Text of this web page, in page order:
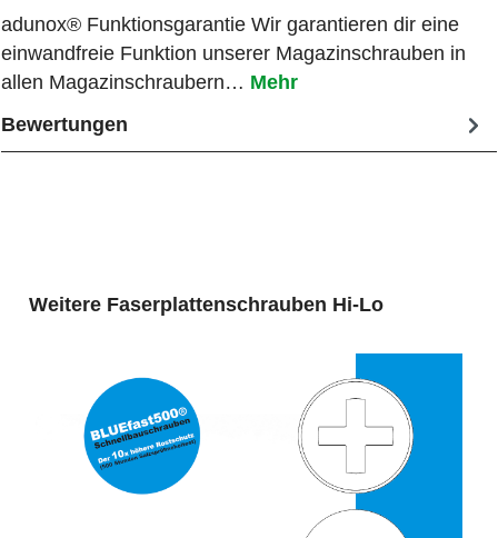
adunox® Funktionsgarantie Wir garantieren dir eine
einwandfreie Funktion unserer Magazinschrauben in
allen Magazinschraubern… Mehr
Bewertungen
Produktgalerie überspringen
Weitere Faserplattenschrauben Hi-Lo